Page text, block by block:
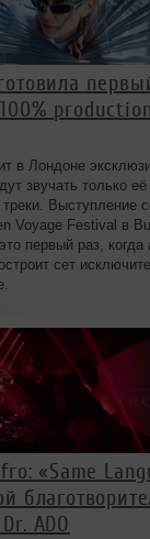
в Лондоне
звучать только её
Выступление
Voyage Festival в
первый раз, когда
сет
«Same
ADO